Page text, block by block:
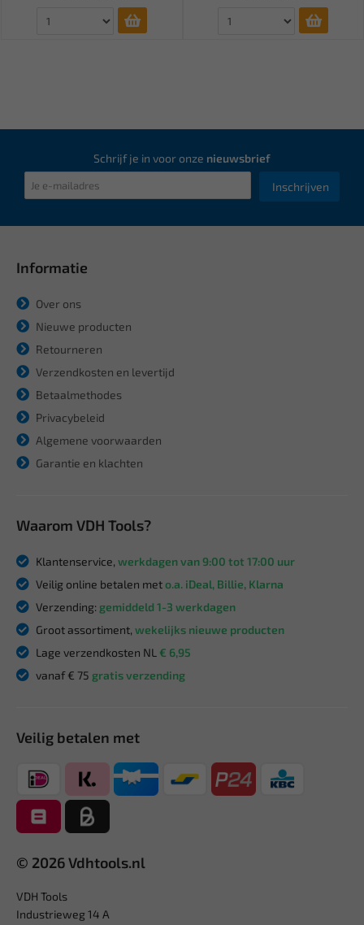
Schrijf je in voor onze nieuwsbrief
Inschrijven
Informatie
Over ons
Nieuwe producten
Retourneren
Verzendkosten en levertijd
Betaalmethodes
Privacybeleid
Algemene voorwaarden
Garantie en klachten
Waarom VDH Tools?
Klantenservice, werkdagen van 9:00 tot 17:00 uur
Veilig online betalen meto.a. iDeal, Billie, Klarna
Verzending: gemiddeld 1-3 werkdagen
Groot assortiment, wekelijks nieuwe producten
Lage verzendkosten NL € 6,95
vanaf € 75 gratis verzending
Veilig betalen met
© 2026 Vdhtools.nl
VDH Tools
Industrieweg 14 A